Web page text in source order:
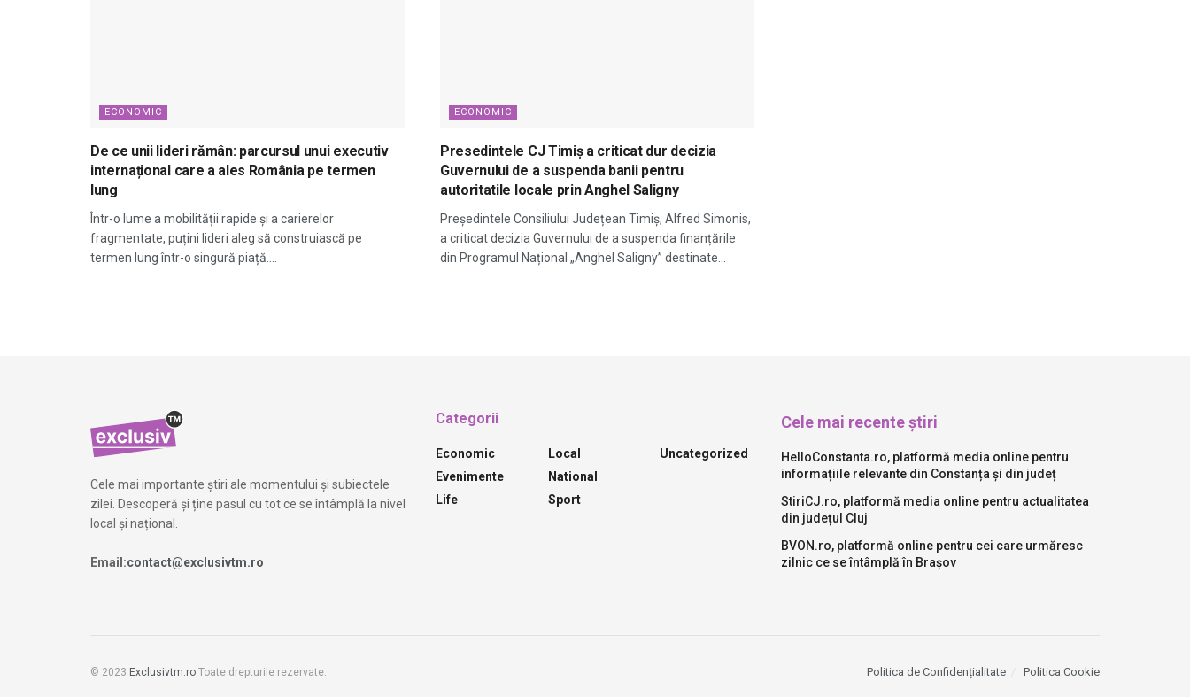
ECONOMIC
De ce unii lideri rămân: parcursul unui executiv
internațional care a ales România pe termen
lung
Într-o lume a mobilității rapide și a carierelor
fragmentate, puțini lideri aleg să construiască pe
termen lung într-o singură piață....
ECONOMIC
Presedintele CJ Timiș a criticat dur decizia
Guvernului de a suspenda banii pentru
autoritatile locale prin Anghel Saligny
Președintele Consiliului Județean Timiș, Alfred Simonis,
a criticat decizia Guvernului de a suspenda finanțările
din Programul Național „Anghel Saligny” destinate...
Cele mai importante știri ale momentului și subiectele
zilei. Descoperă și ține pasul cu tot ce se întâmplă la nivel
local și național.
Email:contact@exclusivtm.ro
Categorii
Economic
Evenimente
Life
Local
National
Sport
Uncategorized
Cele mai recente știri
HelloConstanta.ro, platformă media online pentru
informațiile relevante din Constanța și din județ
StiriCJ.ro, platformă media online pentru actualitatea
din județul Cluj
BVON.ro, platformă online pentru cei care urmăresc
zilnic ce se întâmplă în Brașov
Politica de Confidențialitate Politica Cookie
© 2023 Exclusivtm.ro Toate drepturile rezervate.